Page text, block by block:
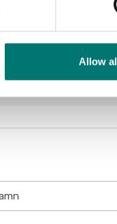
Allow
Service Manual RIB